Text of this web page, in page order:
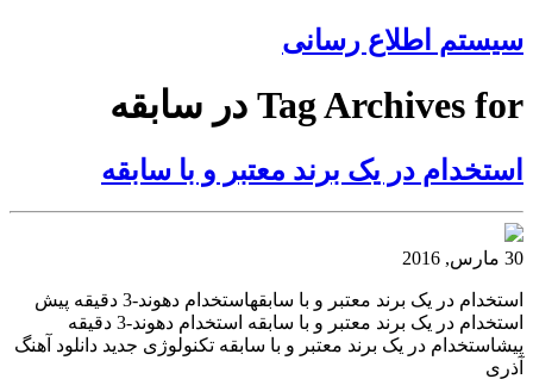
سیستم اطلاع رسانی
Tag Archives for در سابقه
استخدام در یک برند معتبر و با سابقه
30 مارس, 2016
استخدام در یک برند معتبر و با سابقهاستخدام دهوند-3 دقیقه پیش
استخدام در یک برند معتبر و با سابقه استخدام دهوند-3 دقیقه
پیشاستخدام در یک برند معتبر و با سابقه تکنولوژی جدید دانلود آهنگ
آذری